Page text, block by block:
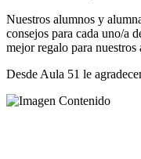
Nuestros alumnos y
consejos para cada uno/a
mejor regalo para nuestros
Desde Aula 51 le